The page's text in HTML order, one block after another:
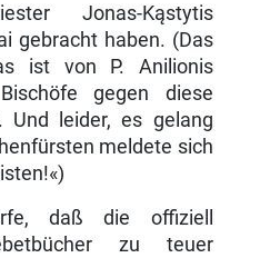
Jonas-Kąstytis
gebracht ha­ben. (Das
ist von P. Anilionis
gegen diese
Und leider, es gelang
meldete sich
daß die offiziell
zu teuer